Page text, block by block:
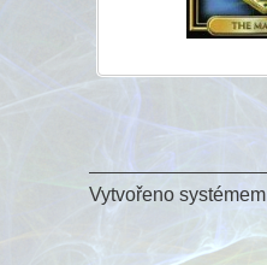
Vytvořeno systémem